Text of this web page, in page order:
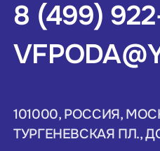
8 (499)
101000, РОССИЯ,
ТУРГЕНЕВСКАЯ ПЛ.,